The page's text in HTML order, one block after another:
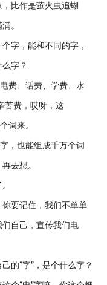
比作是萤火虫追蝴
。
字，能和不同的字，
字？
费、话费、学费、水
苦费，哎呀，这
词来。
，也能组成千万个词
去想。
要记住，我们不单单
自己，宣传我们电
“字”，是个什么字？